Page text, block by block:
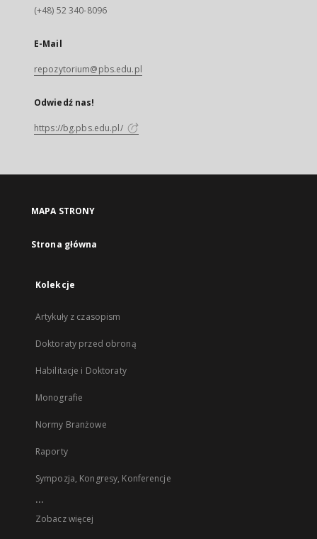
(+48) 52 340-8096
E-Mail
repozytorium@pbs.edu.pl
Odwiedź nas!
https://bg.pbs.edu.pl/
MAPA STRONY
Strona główna
Kolekcje
Artykuły z czasopism
Doktoraty przed obroną
Habilitacje i Doktoraty
Monografie
Normy Branżowe
Raporty
Sympozja, Kongresy, Konferencje
...
Zobacz więcej